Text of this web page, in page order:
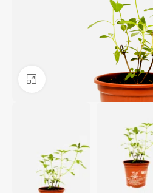
Clique para ampliar